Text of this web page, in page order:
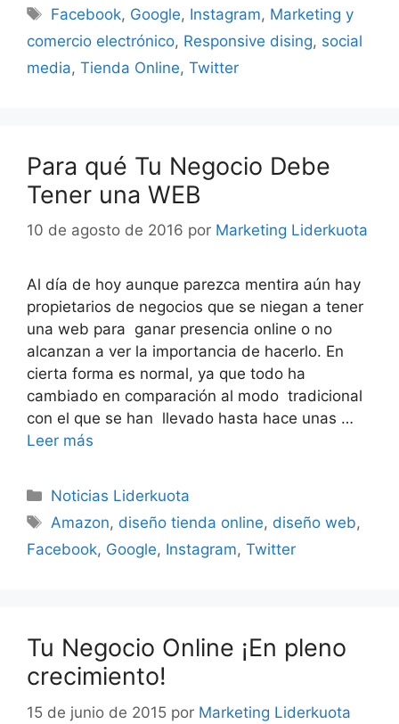
Etiquetas
Facebook, Google, Instagram, Marketing y
comercio electrónico, Responsive dising, social
media, Tienda Online, Twitter
Para qué Tu Negocio Debe
Tener una WEB
10 de agosto de 2016 por Marketing Liderkuota
Al día de hoy aunque parezca mentira aún hay
propietarios de negocios que se niegan a tener
una web para ganar presencia online o no
alcanzan a ver la importancia de hacerlo. En
cierta forma es normal, ya que todo ha
cambiado en comparación al modo tradicional
con el que se han llevado hasta hace unas …
Leer más
Categorías
Noticias Liderkuota
Etiquetas
Amazon, diseño tienda online, diseño web,
Facebook, Google, Instagram, Twitter
Tu Negocio Online ¡En pleno
crecimiento!
15 de junio de 2015 por Marketing Liderkuota